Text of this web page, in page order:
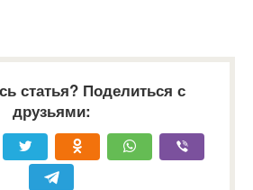
статья? Поделиться с
друзьями: